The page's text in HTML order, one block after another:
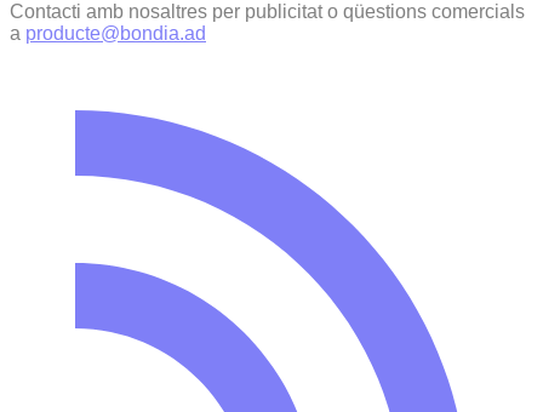
Contacti amb nosaltres per publicitat o qüestions comercials
a producte@bondia.ad